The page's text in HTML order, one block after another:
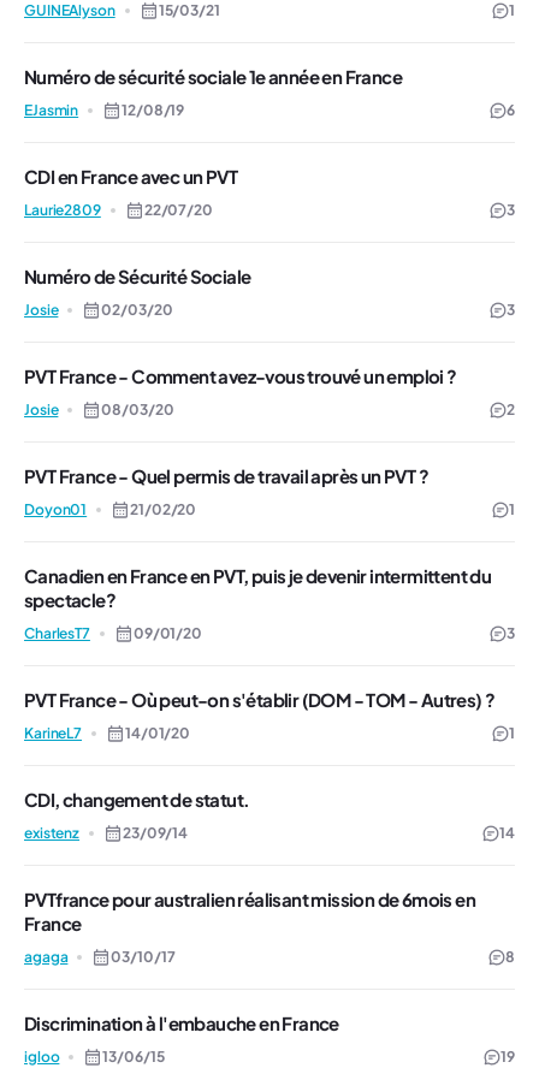
GUINEAlyson 15/03/21 1
Numéro de sécurité sociale 1e année en France
EJasmin 12/08/19 6
CDI en France avec un PVT
Laurie2809 22/07/20 3
Numéro de Sécurité Sociale
Josie 02/03/20 3
PVT France - Comment avez-vous trouvé un emploi ?
Josie 08/03/20 2
PVT France - Quel permis de travail après un PVT ?
Doyon01 21/02/20 1
Canadien en France en PVT, puis je devenir intermittent du
spectacle?
CharlesT7 09/01/20 3
PVT France - Où peut-on s'établir (DOM - TOM - Autres) ?
KarineL7 14/01/20 1
CDI, changement de statut.
existenz 23/09/14 14
PVTfrance pour australien réalisant mission de 6mois en
France
agaga 03/10/17 8
Discrimination à l'embauche en France
igloo 13/06/15 19